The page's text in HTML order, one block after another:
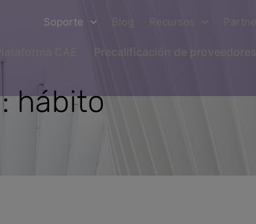
Soporte
Precalificación de proveedores
hábito